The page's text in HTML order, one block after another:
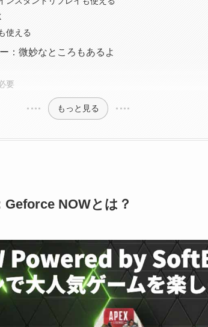
使える
：微妙なところもあるよ
要
もっと見る
NOWとは？